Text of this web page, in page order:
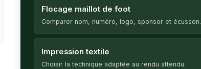
Flocage maillot de foot
Comparer nom, numéro, logo, sponsor et écusson.
Impression textile
Choisir la technique adaptée au rendu attendu.